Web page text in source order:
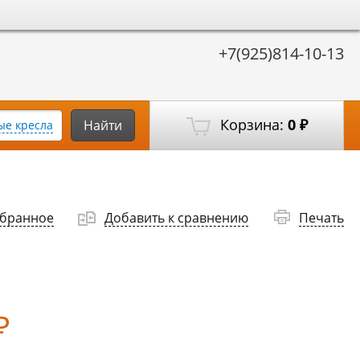
+7(925)814-10-13
Корзина: 0 ₽
кресла Найти
Добавить к сравнению Печать